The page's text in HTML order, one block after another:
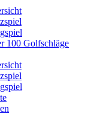
100 Golfschläge